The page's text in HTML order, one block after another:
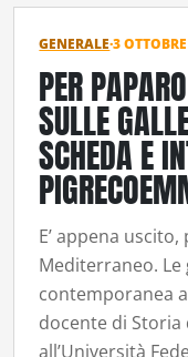
GENERALE·3
PER
SULLE
SCHEDA E
E’ appena
Mediterraneo. Le
contemporanea
docente di Storia
all’Università